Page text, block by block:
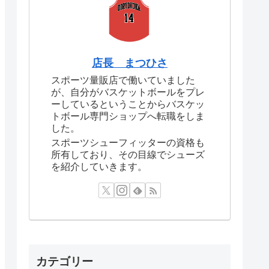
店長 まつひさ
スポーツ量販店で働いていました
が、自分がバスケットボールをプレ
ーしているということからバスケッ
トボール専門ショップへ転職をしま
した。
スポーツシューフィッターの資格も
所有しており、その目線でシューズ
を紹介していきます。
カテゴリー